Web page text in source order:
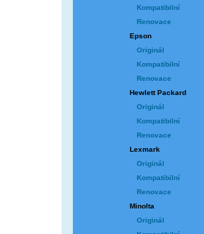
Kompatibilní
Renovace
Epson
Originál
Kompatibilní
Renovace
Hewlett Packard
Originál
Kompatibilní
Renovace
Lexmark
Originál
Kompatibilní
Renovace
Minolta
Originál